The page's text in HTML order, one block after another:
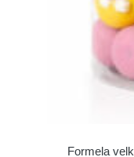
Formela